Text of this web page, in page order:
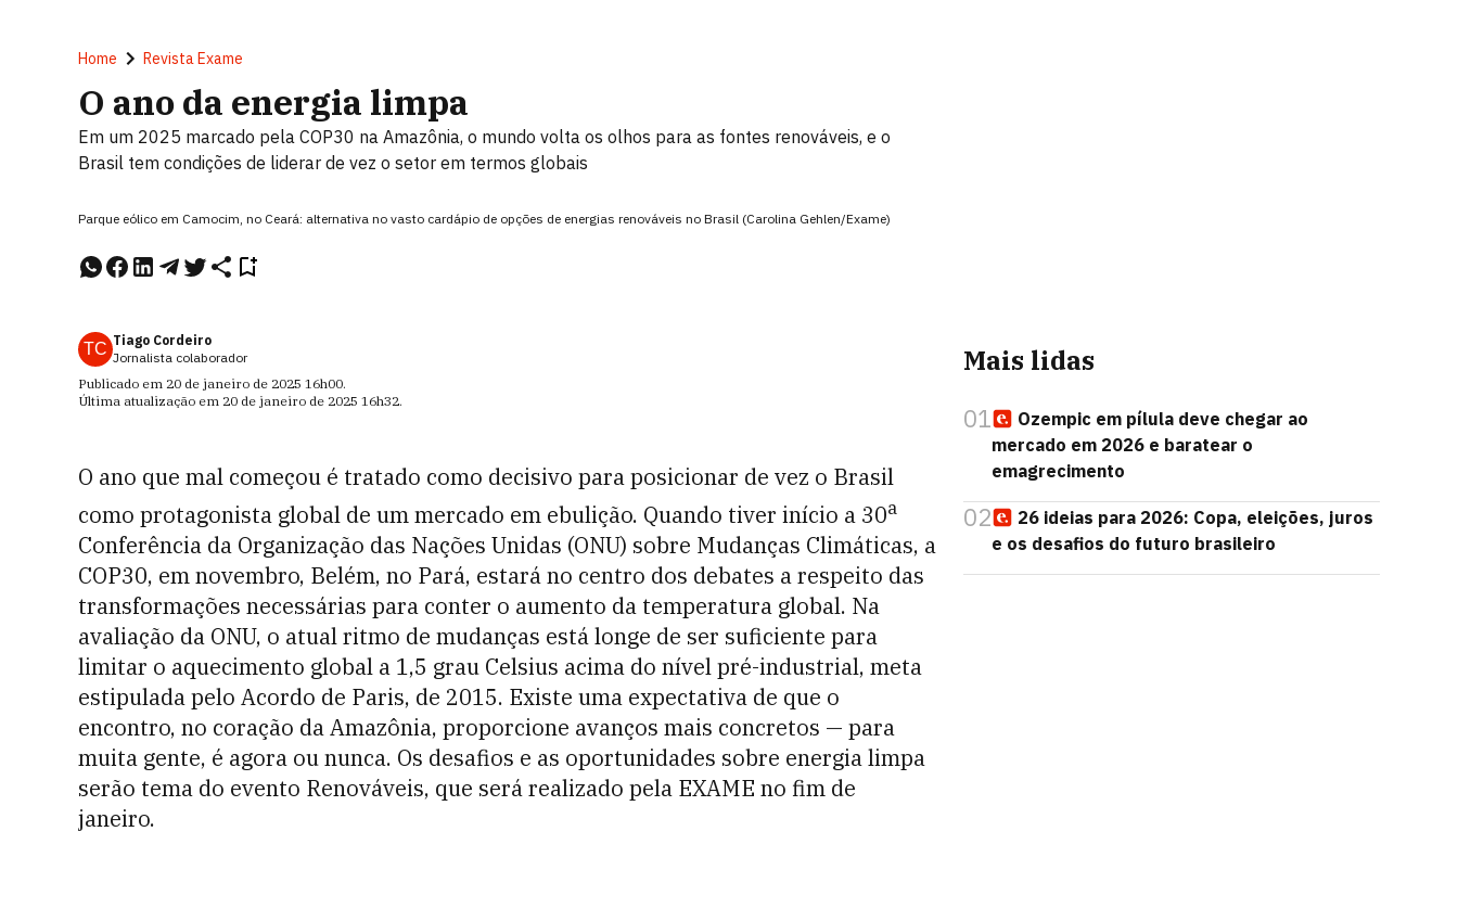
Home Revista Exame
O ano da energia limpa
Em um 2025 marcado pela COP30 na Amazônia, o mundo volta os olhos para as fontes renováveis, e o
Brasil tem condições de liderar de vez o setor em termos globais
Parque eólico em Camocim, no Ceará: alternativa no vasto cardápio de opções de energias renováveis no Brasil (Carolina Gehlen/Exame)
TC Tiago Cordeiro
Jornalista colaborador
Publicado em 20 de janeiro de 2025 16h00.
Última atualização em 20 de janeiro de 2025 16h32.
O ano que mal começou é tratado como decisivo para posicionar de vez o Brasil
como protagonista global de um mercado em ebulição. Quando tiver início a 30a
Conferência da Organização das Nações Unidas (ONU) sobre Mudanças Climáticas, a
COP30, em novembro, Belém, no Pará, estará no centro dos debates a respeito das
transformações necessárias para conter o aumento da temperatura global. Na
avaliação da ONU, o atual ritmo de mudanças está longe de ser suficiente para
limitar o aquecimento global a 1,5 grau Celsius acima do nível pré-industrial, meta
estipulada pelo Acordo de Paris, de 2015. Existe uma expectativa de que o
encontro, no coração da Amazônia, proporcione avanços mais concretos — para
muita gente, é agora ou nunca. Os desafios e as oportunidades sobre energia limpa
serão tema do evento Renováveis, que será realizado pela EXAME no fim de
janeiro.
Mais lidas
01
Ozempic em pílula deve chegar ao
mercado em 2026 e baratear o
emagrecimento
02
26 ideias para 2026: Copa, eleições, juros
e os desafios do futuro brasileiro